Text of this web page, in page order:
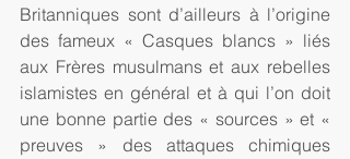
Britanniques sont d’ailleurs à l’origine
des fameux « Casques blancs » liés
aux Frères musulmans et aux rebelles
islamistes en général et à qui l’on doit
une bonne partie des « sources » et «
preuves » des attaques chimiques